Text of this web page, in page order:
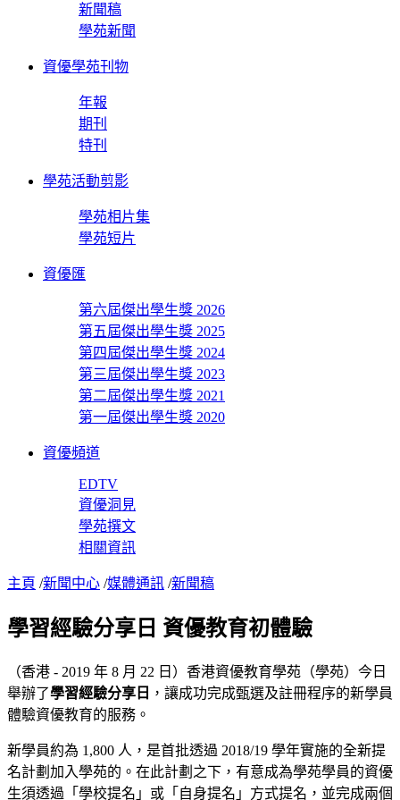
新聞稿
學苑新聞
資優學苑刊物
年報
期刊
特刊
學苑活動剪影
學苑相片集
學苑短片
資優匯
第六屆傑出學生獎 2026
第五屆傑出學生獎 2025
第四屆傑出學生獎 2024
第三屆傑出學生獎 2023
第二屆傑出學生獎 2021
第一屆傑出學生獎 2020
資優頻道
EDTV
資優洞見
學苑撰文
相關資訊
主頁 /新聞中心 /媒體通訊 /新聞稿
學習經驗分享日 資優教育初體驗
（香港 - 2019 年 8 月 22 日）香港資優教育學苑（學苑）今日
舉辦了學習經驗分享日 ，讓成功完成甄選及註冊程序的新學員
體驗資優教育的服務。
新學員約為 1,800 人，是首批透過 2018/19 學年實施的全新提
名計劃加入學苑的。在此計劃之下，有意成為學苑學員的資優
生須透過「學校提名」或「自身提名」方式提名，並完成兩個